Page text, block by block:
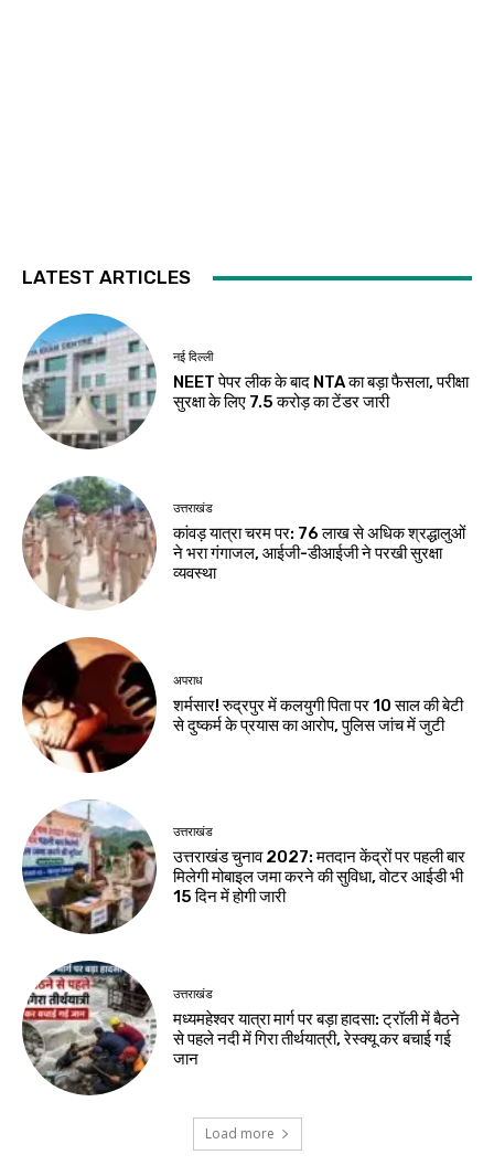
LATEST ARTICLES
नई दिल्ली
NEET पेपर लीक के बाद NTA का बड़ा फैसला, परीक्षा
सुरक्षा के लिए ₹7.5 करोड़ का टेंडर जारी
उत्तराखंड
कांवड़ यात्रा चरम पर: 76 लाख से अधिक श्रद्धालुओं
ने भरा गंगाजल, आईजी-डीआईजी ने परखी सुरक्षा
व्यवस्था
अपराध
शर्मसार! रुद्रपुर में कलयुगी पिता पर 10 साल की बेटी
से दुष्कर्म के प्रयास का आरोप, पुलिस जांच में जुटी
उत्तराखंड
उत्तराखंड चुनाव 2027: मतदान केंद्रों पर पहली बार
मिलेगी मोबाइल जमा करने की सुविधा, वोटर आईडी भी
15 दिन में होगी जारी
उत्तराखंड
मध्यमहेश्वर यात्रा मार्ग पर बड़ा हादसा: ट्रॉली में बैठने
से पहले नदी में गिरा तीर्थयात्री, रेस्क्यू कर बचाई गई
जान
Load more